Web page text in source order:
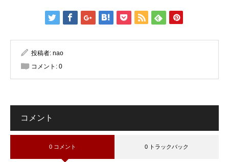
投稿者: nao
コメント: 0
コメント
0 コメント 0 トラックバック